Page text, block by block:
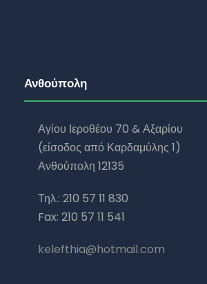
Ανθούπολη
Αγίου Ιεροθέου 70 & Αξαρίου
(είσοδος από Καρδαμύλης 1)
Ανθούπολη 12135
Τηλ.: 210 57 11 830
Fax: 210 57 11 541
kelefthia@hotmail.com